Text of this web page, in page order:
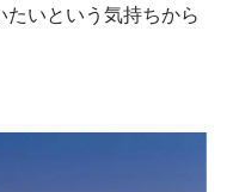
いという気持ちから